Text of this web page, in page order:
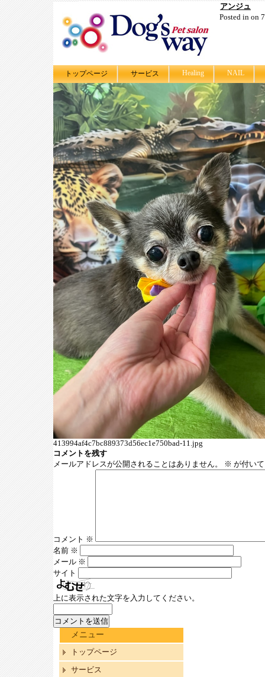
トップページ サービス Healing NAIL
アンジュ
Posted in on
413994af4c7bc889373d56ec1e750bad-11.jpg
コメントを残す
メールアドレスが公開されることはありません。
※ が付い
コメント ※
名前 ※
メール ※
サイト
上に表示された文字を入力してください。
メニュー
トップページ
サービス